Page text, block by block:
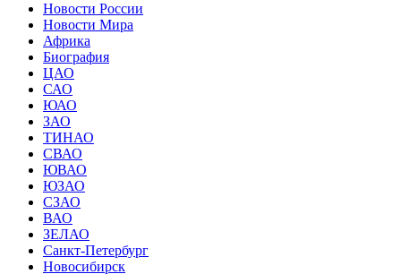
Новости России
Новости Мира
Африка
Биография
ЦАО
САО
ЮАО
ЗАО
ТИНАО
СВАО
ЮВАО
ЮЗАО
СЗАО
ВАО
ЗЕЛАО
Санкт-Петербург
Новосибирск